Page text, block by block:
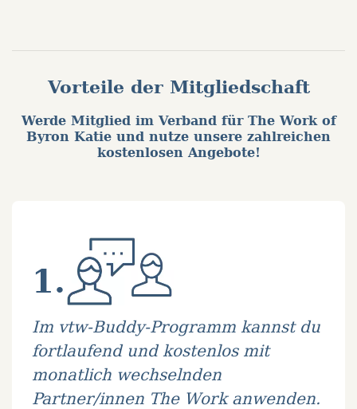
Vorteile der Mitgliedschaft
Werde Mitglied im Verband für The Work of
Byron Katie und nutze unsere zahlreichen
kostenlosen Angebote!
1.
Im vtw-Buddy-Programm kannst du
fortlaufend und kostenlos mit
monatlich wechselnden
Partner/innen The Work anwenden.